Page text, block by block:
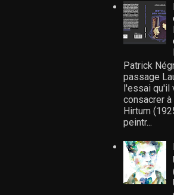
Patrick
passage
l'essai qu'il
consacrer à
Hirtum
peintr...